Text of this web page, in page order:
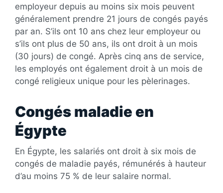
employeur depuis au moins six mois peuvent
généralement prendre 21 jours de congés payés
par an. S’ils ont 10 ans chez leur employeur ou
s’ils ont plus de 50 ans, ils ont droit à un mois
(30 jours) de congé. Après cinq ans de service,
les employés ont également droit à un mois de
congé religieux unique pour les pèlerinages.
Congés maladie en
Égypte
En Égypte, les salariés ont droit à six mois de
congés de maladie payés, rémunérés à hauteur
d’au moins 75 % de leur salaire normal.